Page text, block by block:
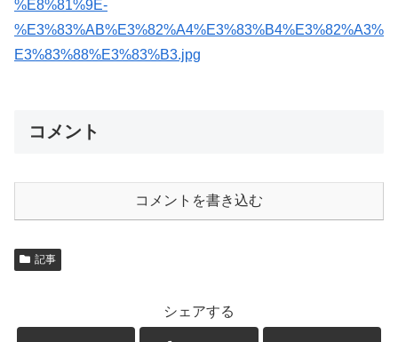
コメント
コメントを書き込む
記事
シェアする